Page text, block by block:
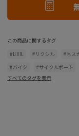
この商品に関するタグ
#LIXIL
#リクシル #ネス
#バイク
#サイクルポート
すべてのタグを表示